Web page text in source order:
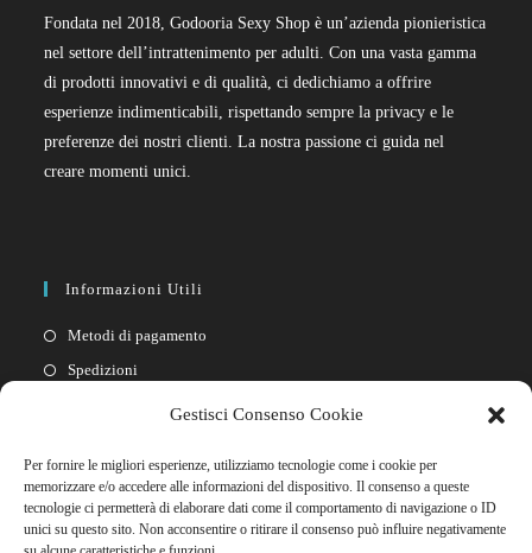
Gestisci Consenso Cookie
Per fornire le migliori esperienze, utilizziamo tecnologie come i cookie per
memorizzare e/o accedere alle informazioni del dispositivo. Il consenso a queste
tecnologie ci permetterà di elaborare dati come il comportamento di navigazione o ID
unici su questo sito. Non acconsentire o ritirare il consenso può influire negativamente
Fondata nel 2018, Godooria Sexy Shop è un’azienda pionieristica
nel settore dell’intrattenimento per adulti. Con una vasta gamma
di prodotti innovativi e di qualità, ci dedichiamo a offrire
esperienze indimenticabili, rispettando sempre la privacy e le
preferenze dei nostri clienti. La nostra passione ci guida nel
creare momenti unici.
Informazioni Utili
Metodi di pagamento
Spedizioni
Cookie policy
Link Rapidi